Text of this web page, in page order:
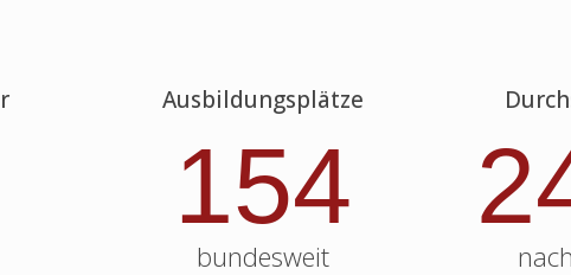
Ausbildungsplätze
154
bundesweit